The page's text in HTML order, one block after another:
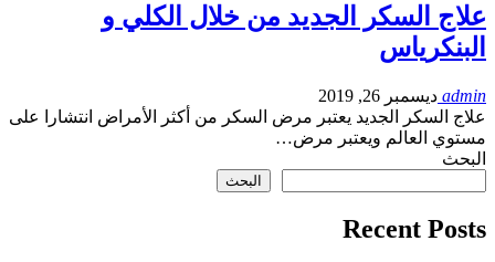
علاج السكر الجديد من خلال الكلي و
البنكرياس
admin ديسمبر 26, 2019
علاج السكر الجديد يعتبر مرض السكر من أكثر الأمراض انتشارا على
مستوي العالم ويعتبر مرض…
البحث
البحث
Recent Posts